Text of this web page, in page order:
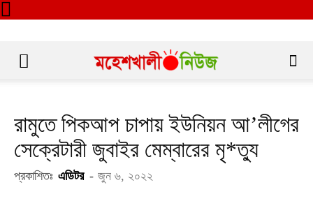
রামুতে পিকআপ চাপায় ইউনিয়ন আ’লীগের
সেক্রেটারী জুবাইর মেম্বারের মৃ*ত্যু
প্রকাশিতঃ এডিটর - জুন ৬, ২০২২